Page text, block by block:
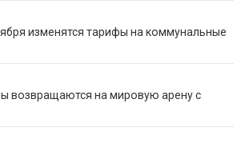
изменятся тарифы на коммунальные
возвращаются на мировую арену с